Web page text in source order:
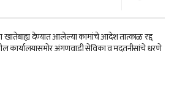
खातेबाह्य देण्यात आलेल्या कामांचे आदेश तात्काळ रद्द
कार्यालयासमोर अंगणवाडी सेविका व मदतनीसांचे धरणे